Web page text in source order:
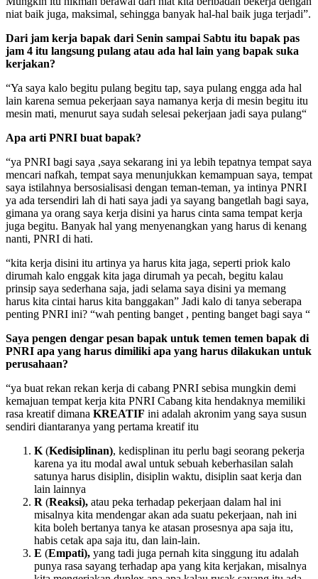
niat baik juga, maksimal, sehingga banyak hal-hal baik juga terjadi”.
Dari jam kerja bapak dari Senin sampai Sabtu itu bapak pas
jam 4 itu langsung pulang atau ada hal lain yang bapak suka
kerjakan?
“Ya saya kalo begitu pulang begitu tap, saya pulang engga ada hal
lain karena semua pekerjaan saya namanya kerja di mesin begitu itu
mesin mati, menurut saya sudah selesai pekerjaan jadi saya pulang“
Apa arti PNRI buat bapak?
“ya PNRI bagi saya ,saya sekarang ini ya lebih tepatnya tempat saya
mencari nafkah, tempat saya menunjukkan kemampuan saya, tempat
saya istilahnya bersosialisasi dengan teman-teman, ya intinya PNRI
ya ada tersendiri lah di hati saya jadi ya sayang bangetlah bagi saya,
gimana ya orang saya kerja disini ya harus cinta sama tempat kerja
juga begitu. Banyak hal yang menyenangkan yang harus di kenang
nanti, PNRI di hati.
“kita kerja disini itu artinya ya harus kita jaga, seperti priok kalo
dirumah kalo enggak kita jaga dirumah ya pecah, begitu kalau
prinsip saya sederhana saja, jadi selama saya disini ya memang
harus kita cintai harus kita banggakan” Jadi kalo di tanya seberapa
penting PNRI ini? “wah penting banget , penting banget bagi saya “
Saya pengen dengar pesan bapak untuk temen temen bapak di
PNRI apa yang harus dimiliki apa yang harus dilakukan untuk
perusahaan?
“ya buat rekan rekan kerja di cabang PNRI sebisa mungkin demi
kemajuan tempat kerja kita PNRI Cabang kita hendaknya memiliki
rasa kreatif dimana KREATIF ini adalah akronim yang saya susun
sendiri diantaranya yang pertama kreatif itu
K(Kedisiplinan), kedisplinan itu perlu bagi seorang pekerja
karena ya itu modal awal untuk sebuah keberhasilan salah
satunya harus disiplin, disiplin waktu, disiplin saat kerja dan
lain lainnya
R (Reaksi), atau peka terhadap pekerjaan dalam hal ini
misalnya kita mendengar akan ada suatu pekerjaan, nah ini
kita boleh bertanya tanya ke atasan prosesnya apa saja itu,
habis cetak apa saja itu, dan lain-lain.
E (Empati), yang tadi juga pernah kita singgung itu adalah
punya rasa sayang terhadap apa yang kita kerjakan, misalnya